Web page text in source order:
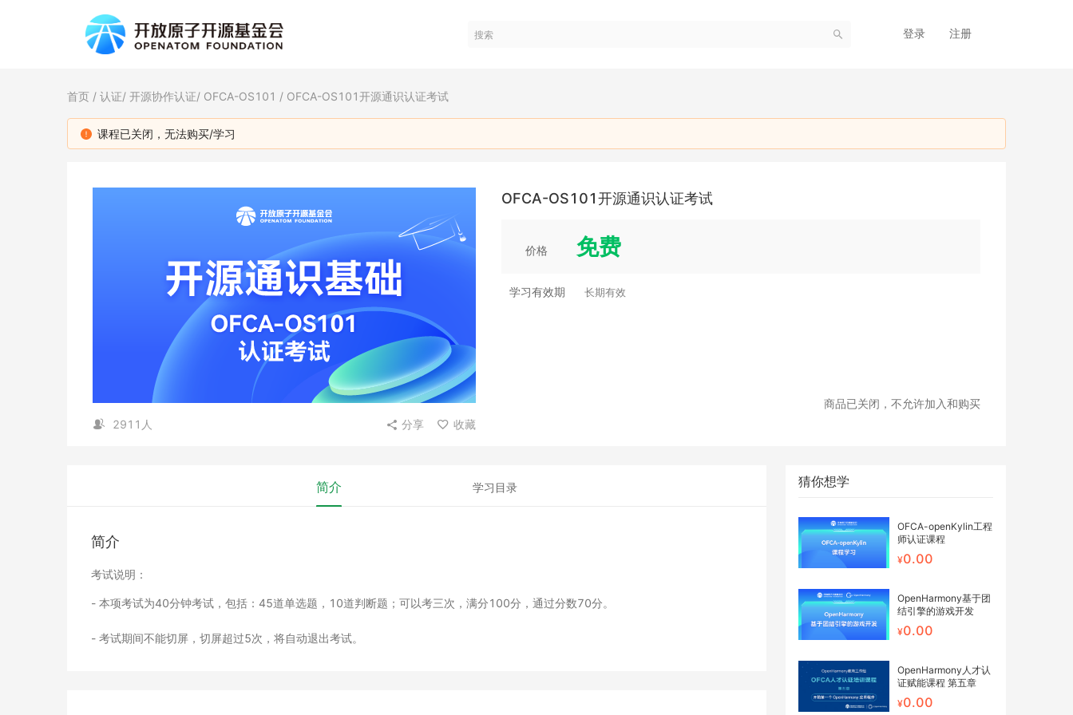
登录 注册
首页 / 认证/ 开源协作认证/ OFCA-OS101 / OFCA-OS101开源通识认证考试
课程已关闭，无法购买/学习
2911人 分享 收藏
OFCA-OS101开源通识认证考试
价格 免费
学习有效期 长期有效
商品已关闭，不允许加入和购买
简介 学习目录
简介
考试说明：
- 本项考试为40分钟考试，包括：45道单选题，10道判断题；可以考三次，满分100分，通过分数70分。
- 考试期间不能切屏，切屏超过5次，将自动退出考试。
猜你想学
OFCA-openKylin工程
师认证课程
0.00
OpenHarmony基于团
结引擎的游戏开发
0.00
OpenHarmony人才认
证赋能课程 第五章
0.00